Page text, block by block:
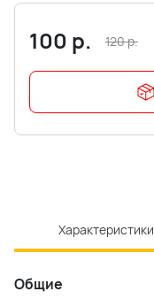
100 р. 120р.
Характеристики
Общие